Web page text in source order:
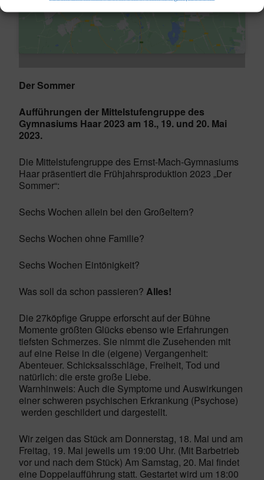
Der Sommer
Aufführungen der Mittelstufengruppe des
Gymnasiums Haar 2023 am 18., 19. und 20. Mai
2023.
Die Mittelstufengruppe des Ernst-Mach-Gymnasiums
Haar präsentiert die Frühjahrsproduktion 2023 „Der
Sommer“:
Sechs Wochen allein bei den Großeltern?
Sechs Wochen ohne Familie?
Sechs Wochen Eintönigkeit?
Was soll da schon passieren? Alles!
Die 27köpfige Gruppe erforscht auf der Bühne
Momente größten Glücks ebenso wie Erfahrungen
tiefsten Schmerzes. Sie nimmt die Zusehenden mit
auf eine Reise in die (eigene) Vergangenheit:
Abenteuer. Schicksalsschläge, Freiheit, Tod und
natürlich: die erste große Liebe.
Warnhinweis: Auch die Symptome und Auswirkungen
einer schweren psychischen Erkrankung (Psychose)
werden geschildert und dargestellt.
Wir zeigen das Stück am Donnerstag, 18. Mai und am
Freitag, 19. Mai jeweils um 19:00 Uhr. (Mit Barbetrieb
vor und nach dem Stück) Am Samstag, 20. Mai findet
eine Doppelaufführung statt. Gestartet wird um 18:00